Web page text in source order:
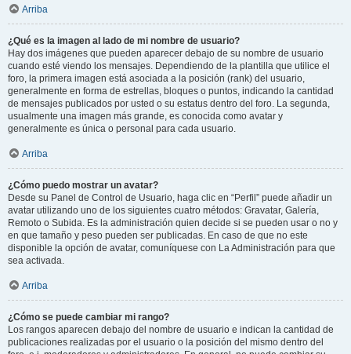
Arriba
¿Qué es la imagen al lado de mi nombre de usuario?
Hay dos imágenes que pueden aparecer debajo de su nombre de usuario
cuando esté viendo los mensajes. Dependiendo de la plantilla que utilice el
foro, la primera imagen está asociada a la posición (rank) del usuario,
generalmente en forma de estrellas, bloques o puntos, indicando la cantidad
de mensajes publicados por usted o su estatus dentro del foro. La segunda,
usualmente una imagen más grande, es conocida como avatar y
generalmente es única o personal para cada usuario.
Arriba
¿Cómo puedo mostrar un avatar?
Desde su Panel de Control de Usuario, haga clic en “Perfil” puede añadir un
avatar utilizando uno de los siguientes cuatro métodos: Gravatar, Galería,
Remoto o Subida. Es la administración quien decide si se pueden usar o no y
en que tamaño y peso pueden ser publicadas. En caso de que no este
disponible la opción de avatar, comuníquese con La Administración para que
sea activada.
Arriba
¿Cómo se puede cambiar mi rango?
Los rangos aparecen debajo del nombre de usuario e indican la cantidad de
publicaciones realizadas por el usuario o la posición del mismo dentro del